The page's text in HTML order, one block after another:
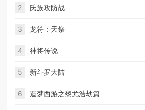
2 氏族攻防战
3 龙符：天祭
4 神将传说
5 新斗罗大陆
6 造梦西游之黎尤浩劫篇